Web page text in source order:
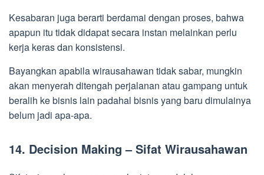
Kesabaran juga berarti berdamai dengan proses, bahwa
apapun itu tidak didapat secara instan melainkan perlu
kerja keras dan konsistensi.
Bayangkan apabila wirausahawan tidak sabar, mungkin
akan menyerah ditengah perjalanan atau gampang untuk
beralih ke bisnis lain padahal bisnis yang baru dimulainya
belum jadi apa-apa.
14. Decision Making – Sifat Wirausahawan